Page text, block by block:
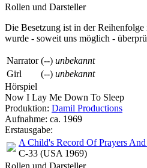
Rollen und Darsteller
Die Besetzung ist in derReihenfolge
wurde - soweit uns möglich -
Narrator (--) unbekannt
Girl
(--) unbekannt
Hörspiel
Now I Lay Me Down To Sleep
Produktion: Damil Productions
Aufnahme: ca. 1969
Erstausgabe:
A Child's Record Of Prayers
C-33 (USA 1969)
Rollen und Darsteller